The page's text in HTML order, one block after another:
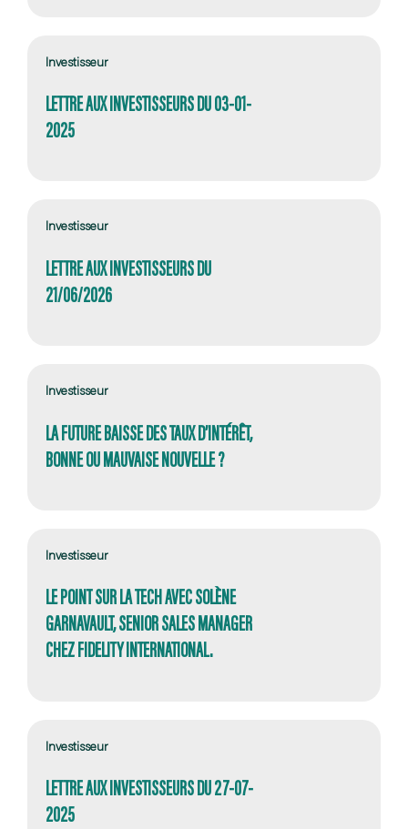
Investisseur
LETTRE AUX INVESTISSEURS DU 03-01-
2025
Investisseur
LETTRE AUX INVESTISSEURS DU
21/06/2026
Investisseur
LA FUTURE BAISSE DES TAUX D’INTÉRÊT,
BONNE OU MAUVAISE NOUVELLE ?
Investisseur
LE POINT SUR LA TECH AVEC SOLÈNE
GARNAVAULT, SENIOR SALES MANAGER
CHEZ FIDELITY INTERNATIONAL.
Investisseur
LETTRE AUX INVESTISSEURS DU 27-07-
2025